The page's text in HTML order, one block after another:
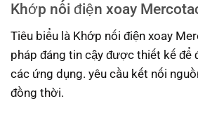
Khớp nối điện xoay
Tiêu biểu là Khớp nối điện xoay
pháp đáng tin cậy được thiết kế để
các ứng dụng. yêu cầu kết nối
đồng thời.